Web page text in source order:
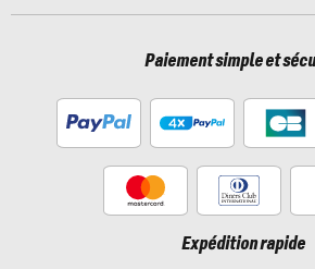
Paiement simple et
Expédition rapide